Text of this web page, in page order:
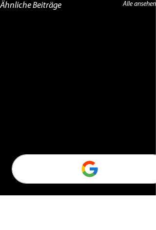
Ähnliche Beiträge Alle ansehen